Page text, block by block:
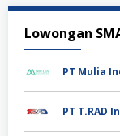
Lowongan
PT Mulia
PT T.RAD